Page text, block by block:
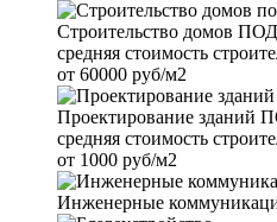
Строительство домов ПОД
средняя стоимость
от 60000 руб/м2
Проектирование зданий
средняя стоимость
от 1000 руб/м2
Инженерные